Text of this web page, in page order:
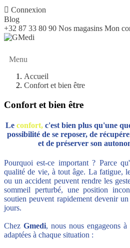
 Connexion
Blog
+32 87 33 80 90 Nos magasins Mon
Menu
Accueil
Confort et bien être
Confort et bien être
Le confort,c'est bien plus qu'une
possibilité de se reposer, de
et de préserver son
Pourquoi est-ce important ? Parce
qualité de vie, à tout âge. La fatigue,
ou un accident peuvent rendre les
sommeil perturbé, une position
soutien peuvent rapidement devenir
jours.
Chez Gmedi, nous nous engageons
adaptées à chaque situation :